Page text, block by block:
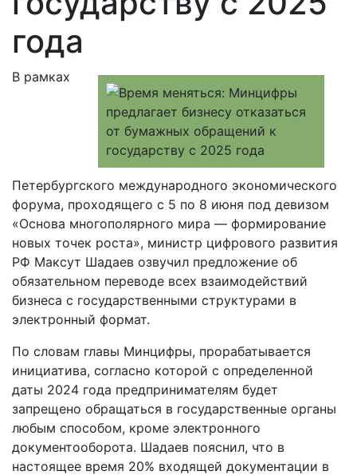
года
В рамках
Петербургского международного экономического
форума, проходящего с 5 по 8 июня под девизом
«Основа многополярного мира — формирование
новых точек роста», министр цифрового развития
РФ Максут Шадаев озвучил предложение об
обязательном переводе всех взаимодействий
бизнеса с государственными структурами в
электронный формат.
По словам главы Минцифры, прорабатывается
инициатива, согласно которой с определенной
даты 2024 года предпринимателям будет
запрещено обращаться в государственные органы
любым способом, кроме электронного
документооборота. Шадаев пояснил, что в
настоящее время 20% входящей документации в